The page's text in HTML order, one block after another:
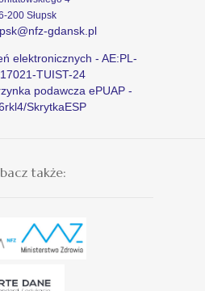
200 Słupsk
gdansk.pl
elektronicznych - AE:PL-
TUIST-24
podawcza ePUAP -
SkrytkaESP
także: